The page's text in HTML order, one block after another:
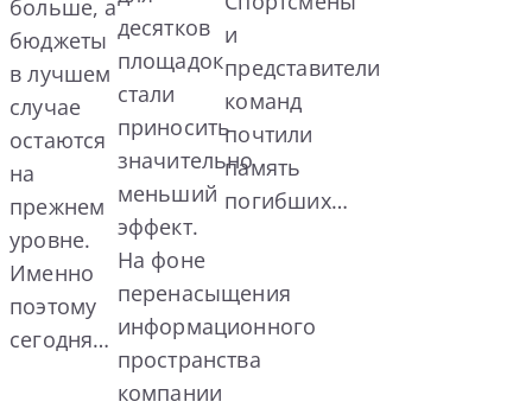
больше, а
бюджеты
в лучшем
случае
остаются
на
прежнем
уровне.
Именно
поэтому
сегодня…
десятков
площадок
стали
приносить
значительно
меньший
эффект.
На фоне
перенасыщения
информационного
пространства
компании
и
представители
команд
почтили
память
погибших…